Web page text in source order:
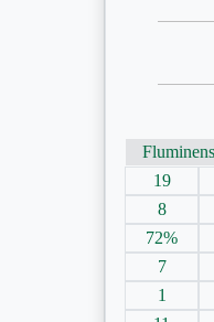
19
8
72%
7
1